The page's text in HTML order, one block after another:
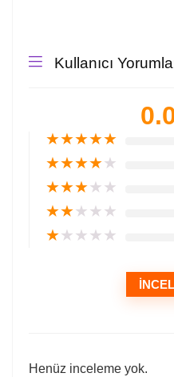
Kullanıcı
★★★★★
★★★★★
★★★★★
★★★★★
★★★★★
Henüz inceleme yok.